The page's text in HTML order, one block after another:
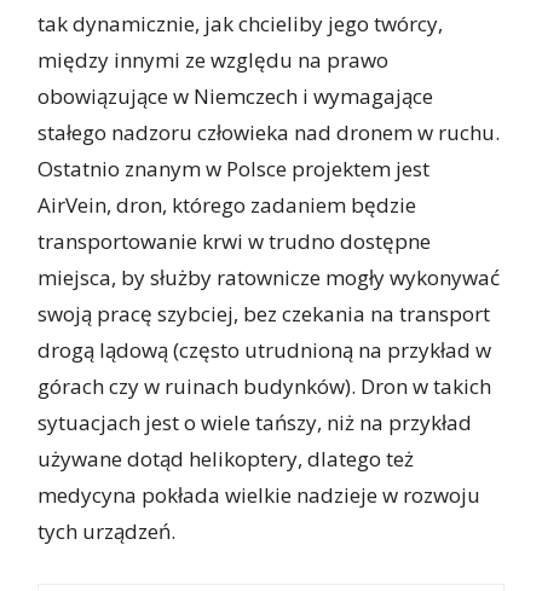
tak dynamicznie, jak chcieliby jego twórcy,
między innymi ze względu na prawo
obowiązujące w Niemczech i wymagające
stałego nadzoru człowieka nad dronem w ruchu.
Ostatnio znanym w Polsce projektem jest
AirVein, dron, którego zadaniem będzie
transportowanie krwi w trudno dostępne
miejsca, by służby ratownicze mogły wykonywać
swoją pracę szybciej, bez czekania na transport
drogą lądową (często utrudnioną na przykład w
górach czy w ruinach budynków). Dron w takich
sytuacjach jest o wiele tańszy, niż na przykład
używane dotąd helikoptery, dlatego też
medycyna pokłada wielkie nadzieje w rozwoju
tych urządzeń.